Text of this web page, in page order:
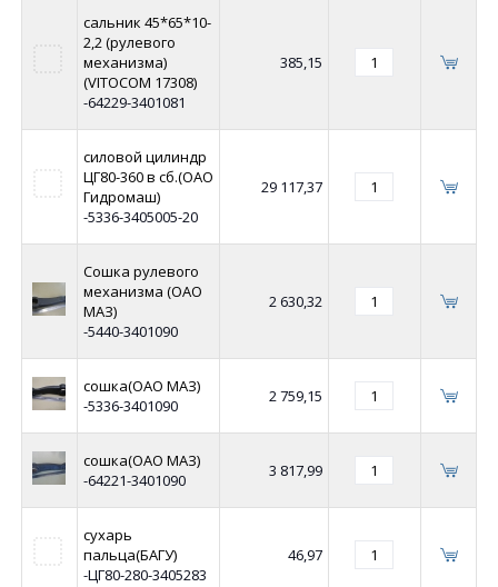
сальник 45*65*10-
2,2 (рулевого
механизма)
(VITOCOM 17308)
-64229-3401081
385,15
силовой цилиндр
ЦГ80-360 в сб.(ОАО
Гидромаш)
-5336-3405005-20
29 117,37
Сошка рулевого
механизма (ОАО
МАЗ)
-5440-3401090
2 630,32
сошка(ОАО МАЗ)
-5336-3401090
2 759,15
сошка(ОАО МАЗ)
-64221-3401090
3 817,99
сухарь
пальца(БАГУ)
-ЦГ80-280-3405283
46,97